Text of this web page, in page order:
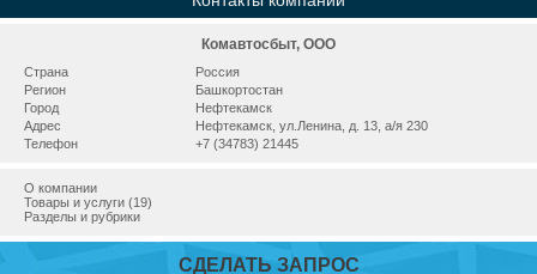
Комавтосбыт, ООО
Страна
Россия
Регион
Башкортостан
Город
Нефтекамск
Адрес
Нефтекамск, ул.Ленина, д. 13, а/я 230
Телефон
+7 (34783) 21445
О компании
Товары и услуги (19)
Разделы и рубрики
СДЕЛАТЬ ЗАПРОС